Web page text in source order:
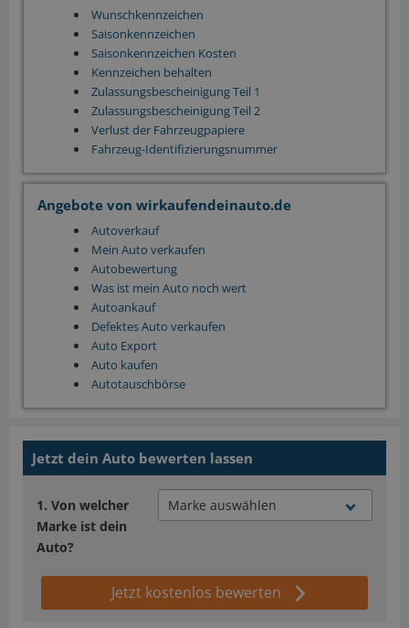
Wunschkennzeichen
Saisonkennzeichen
Saisonkennzeichen Kosten
Kennzeichen behalten
Zulassungsbescheinigung Teil 1
Zulassungsbescheinigung Teil 2
Verlust der Fahrzeugpapiere
Fahrzeug-Identifizierungsnummer
Angebote von wirkaufendeinauto.de
Autoverkauf
Mein Auto verkaufen
Autobewertung
Was ist mein Auto noch wert
Autoankauf
Defektes Auto verkaufen
Auto Export
Auto kaufen
Autotauschbörse
Jetzt dein Auto bewerten lassen
Von welcher
Marke ist dein
Auto?
Jetzt kostenlos bewerten